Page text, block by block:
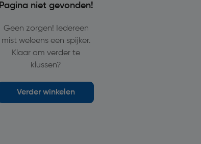
Pagina niet gevonden!
Geen zorgen! Iedereen
mist weleens een spijker.
Klaar om verder te
klussen?
Verder winkelen